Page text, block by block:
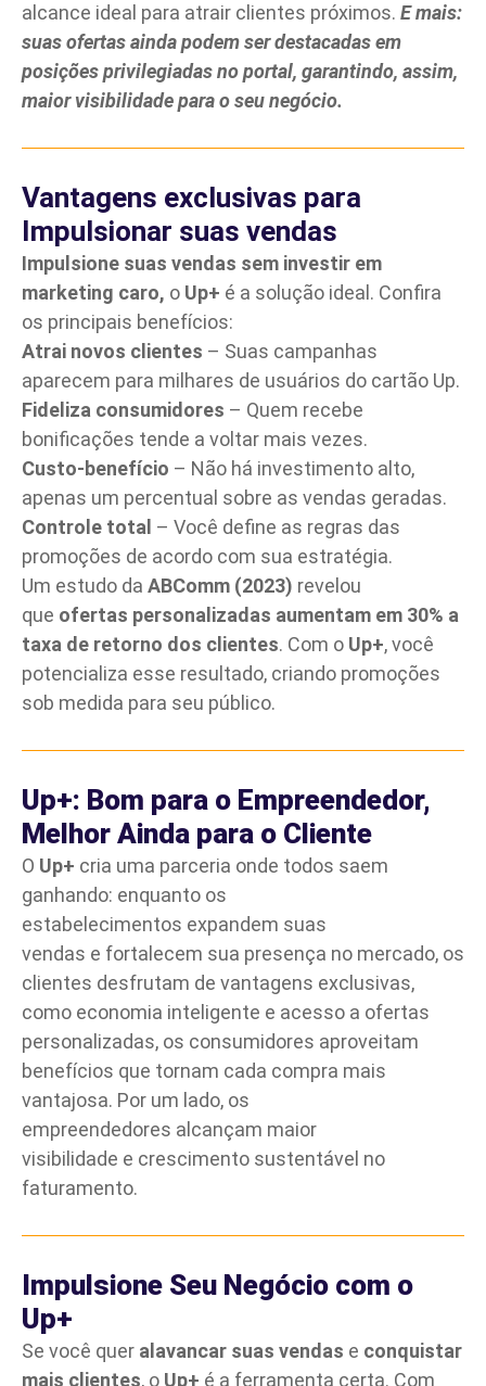
alcance ideal para atrair clientes próximos. E mais:
suas ofertas ainda podem ser destacadas em
posições privilegiadas no portal, garantindo, assim,
maior visibilidade para o seu negócio.
Vantagens exclusivas para
Impulsionar suas vendas
Impulsione suas vendas sem investir em
marketing caro, o Up+ é a solução ideal. Confira
os principais benefícios:
Atrai novos clientes – Suas campanhas
aparecem para milhares de usuários do cartão Up.
Fideliza consumidores – Quem recebe
bonificações tende a voltar mais vezes.
Custo-benefício – Não há investimento alto,
apenas um percentual sobre as vendas geradas.
Controle total – Você define as regras das
promoções de acordo com sua estratégia.
Um estudo da ABComm (2023) revelou
que ofertas personalizadas aumentam em 30% a
taxa de retorno dos clientes. Com o Up+, você
potencializa esse resultado, criando promoções
sob medida para seu público.
Up+: Bom para o Empreendedor,
Melhor Ainda para o Cliente
O Up+ cria uma parceria onde todos saem
ganhando: enquanto os
estabelecimentos expandem suas
vendas e fortalecem sua presença no mercado, os
clientes desfrutam de vantagens exclusivas,
como economia inteligente e acesso a ofertas
personalizadas, os consumidores aproveitam
benefícios que tornam cada compra mais
vantajosa. Por um lado, os
empreendedores alcançam maior
visibilidade e crescimento sustentável no
faturamento.
Impulsione Seu Negócio com o
Up+
Se você quer alavancar suas vendas e conquistar
mais clientes, o Up+ é a ferramenta certa. Com